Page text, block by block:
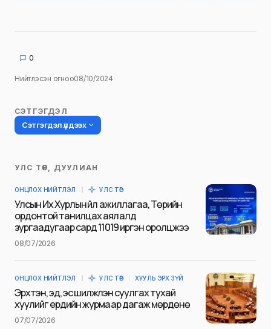
0
Нийтлэсэн огноо08/10/2024
СЭТГЭГДЭЛ
Сэтгэгдэл үлдээх
Таны имэйл хаягийг нийтлэхгүй.
тэмдэглэсэн
Name
УЛС ТӨР, ДУУЛИАН
ОНЦЛОХ НИЙТЛЭЛ УЛС ТӨР
Улсын Их Хурлын үйл ажиллагаа, Төрийн
ордонтой танилцах аялалд
зургаадугаар сард 11019 иргэн оролцжээ
08/07/2026
ОНЦЛОХ НИЙТЛЭЛ УЛС ТӨР ХУУЛЬ ЭРХ ЗҮЙ
Эрхтэн, эд, эс шилжүүлэн суулгах тухай
хуулийг ердийн журмаар дагаж мөрдөнө
07/07/2026